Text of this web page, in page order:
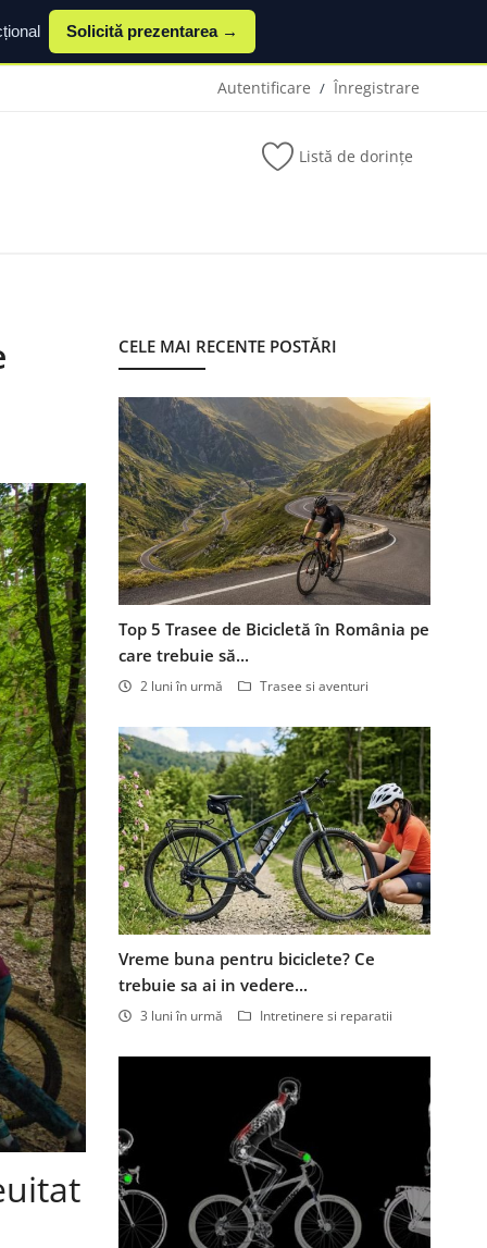
Solicită prezentarea →
Autentificare / Înregistrare
Listă de dorințe
CELE MAI RECENTE POSTĂRI
Top 5 Trasee de Bicicletă în România pe
care trebuie să...
2 luni în urmă Trasee si aventuri
Vreme buna pentru biciclete? Ce
trebuie sa ai in vedere...
3 luni în urmă Intretinere si reparatii